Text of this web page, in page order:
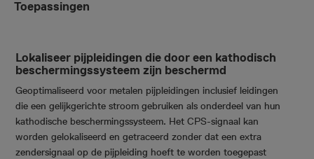
Toepassingen
Lokaliseer pijpleidingen die door een kathodisch
beschermingssysteem zijn beschermd
Geoptimaliseerd voor metalen pijpleidingen inclusief leidingen
die een gelijkgerichte stroom gebruiken als onderdeel van hun
kathodische beschermingssysteem. Het CPS-signaal kan
worden gelokaliseerd en getraceerd zonder dat een extra
zendersignaal op de pijpleiding hoeft te worden toegepast